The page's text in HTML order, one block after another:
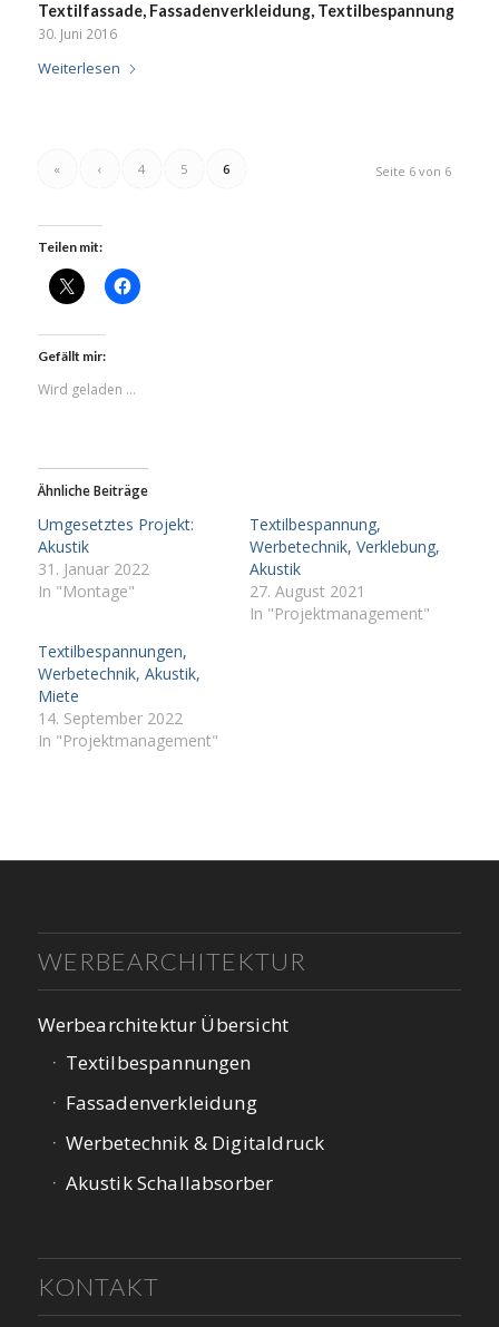
Textilfassade, Fassadenverkleidung, Textilbespannung
30. Juni 2016
Weiterlesen
Seite 6 von 6
« ‹ 4 5 6
Teilen mit:
Gefällt mir:
Wird geladen …
Ähnliche Beiträge
Umgesetztes Projekt:
Akustik
31. Januar 2022
In "Montage"
Textilbespannung,
Werbetechnik, Verklebung,
Akustik
27. August 2021
In "Projektmanagement"
Textilbespannungen,
Werbetechnik, Akustik,
Miete
14. September 2022
In "Projektmanagement"
WERBEARCHITEKTUR
Werbearchitektur Übersicht
Textilbespannungen
Fassadenverkleidung
Werbetechnik & Digitaldruck
Akustik Schallabsorber
KONTAKT